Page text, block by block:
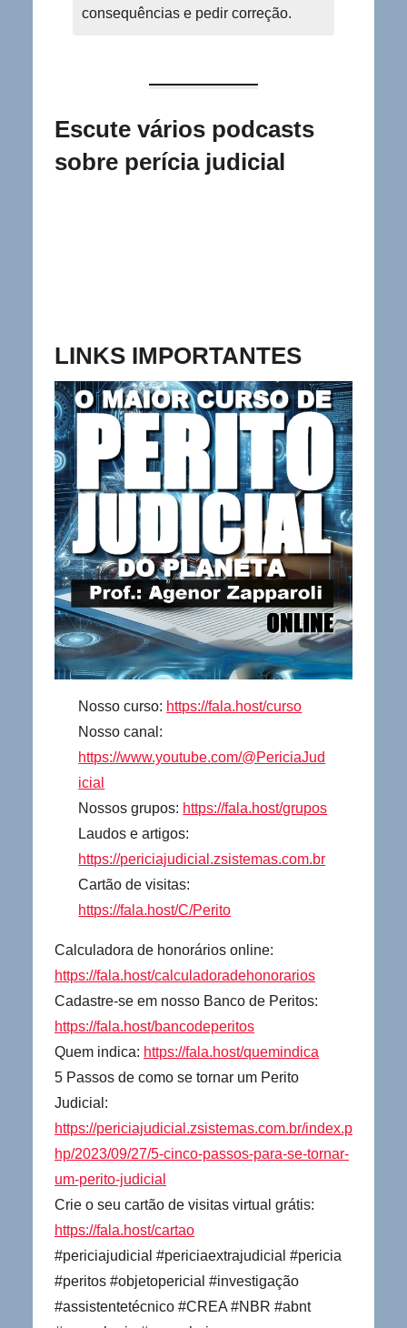
consequências e pedir correção.
Escute vários podcasts
sobre perícia judicial
LINKS IMPORTANTES
Nosso curso: https://fala.host/curso
Nosso canal:
https://www.youtube.com/@PericiaJud
icial
Nossos grupos: https://fala.host/grupos
Laudos e artigos:
https://periciajudicial.zsistemas.com.br
Cartão de visitas:
https://fala.host/C/Perito
Calculadora de honorários online:
https://fala.host/calculadoradehonorarios
Cadastre-se em nosso Banco de Peritos:
https://fala.host/bancodeperitos
Quem indica: https://fala.host/quemindica
5 Passos de como se tornar um Perito
Judicial:
https://periciajudicial.zsistemas.com.br/index.p
hp/2023/09/27/5-cinco-passos-para-se-tornar-
um-perito-judicial
Crie o seu cartão de visitas virtual grátis:
https://fala.host/cartao
#periciajudicial #periciaextrajudicial #pericia
#peritos #objetopericial #investigação
#assistentetécnico #CREA #NBR #abnt